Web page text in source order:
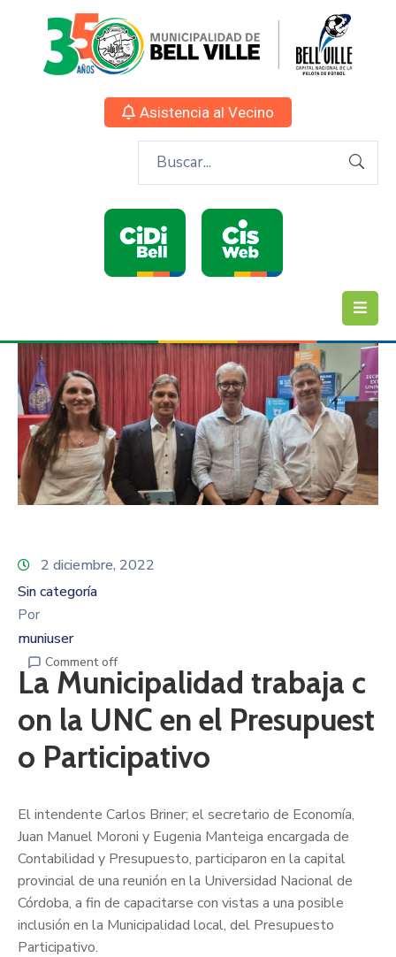
Asistencia al Vecino
2 diciembre, 2022
Sin categoría
Por
muniuser
Comment off
La Municipalidad trabaja c
on la UNC en el Presupuest
o Participativo
El intendente Carlos Briner; el secretario de Economía,
Juan Manuel Moroni y Eugenia Manteiga encargada de
Contabilidad y Presupuesto, participaron en la capital
provincial de una reunión en la Universidad Nacional de
Córdoba, a fin de capacitarse con vistas a una posible
inclusión en la Municipalidad local, del Presupuesto
Participativo.